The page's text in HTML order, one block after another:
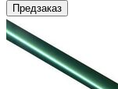
Предзаказ